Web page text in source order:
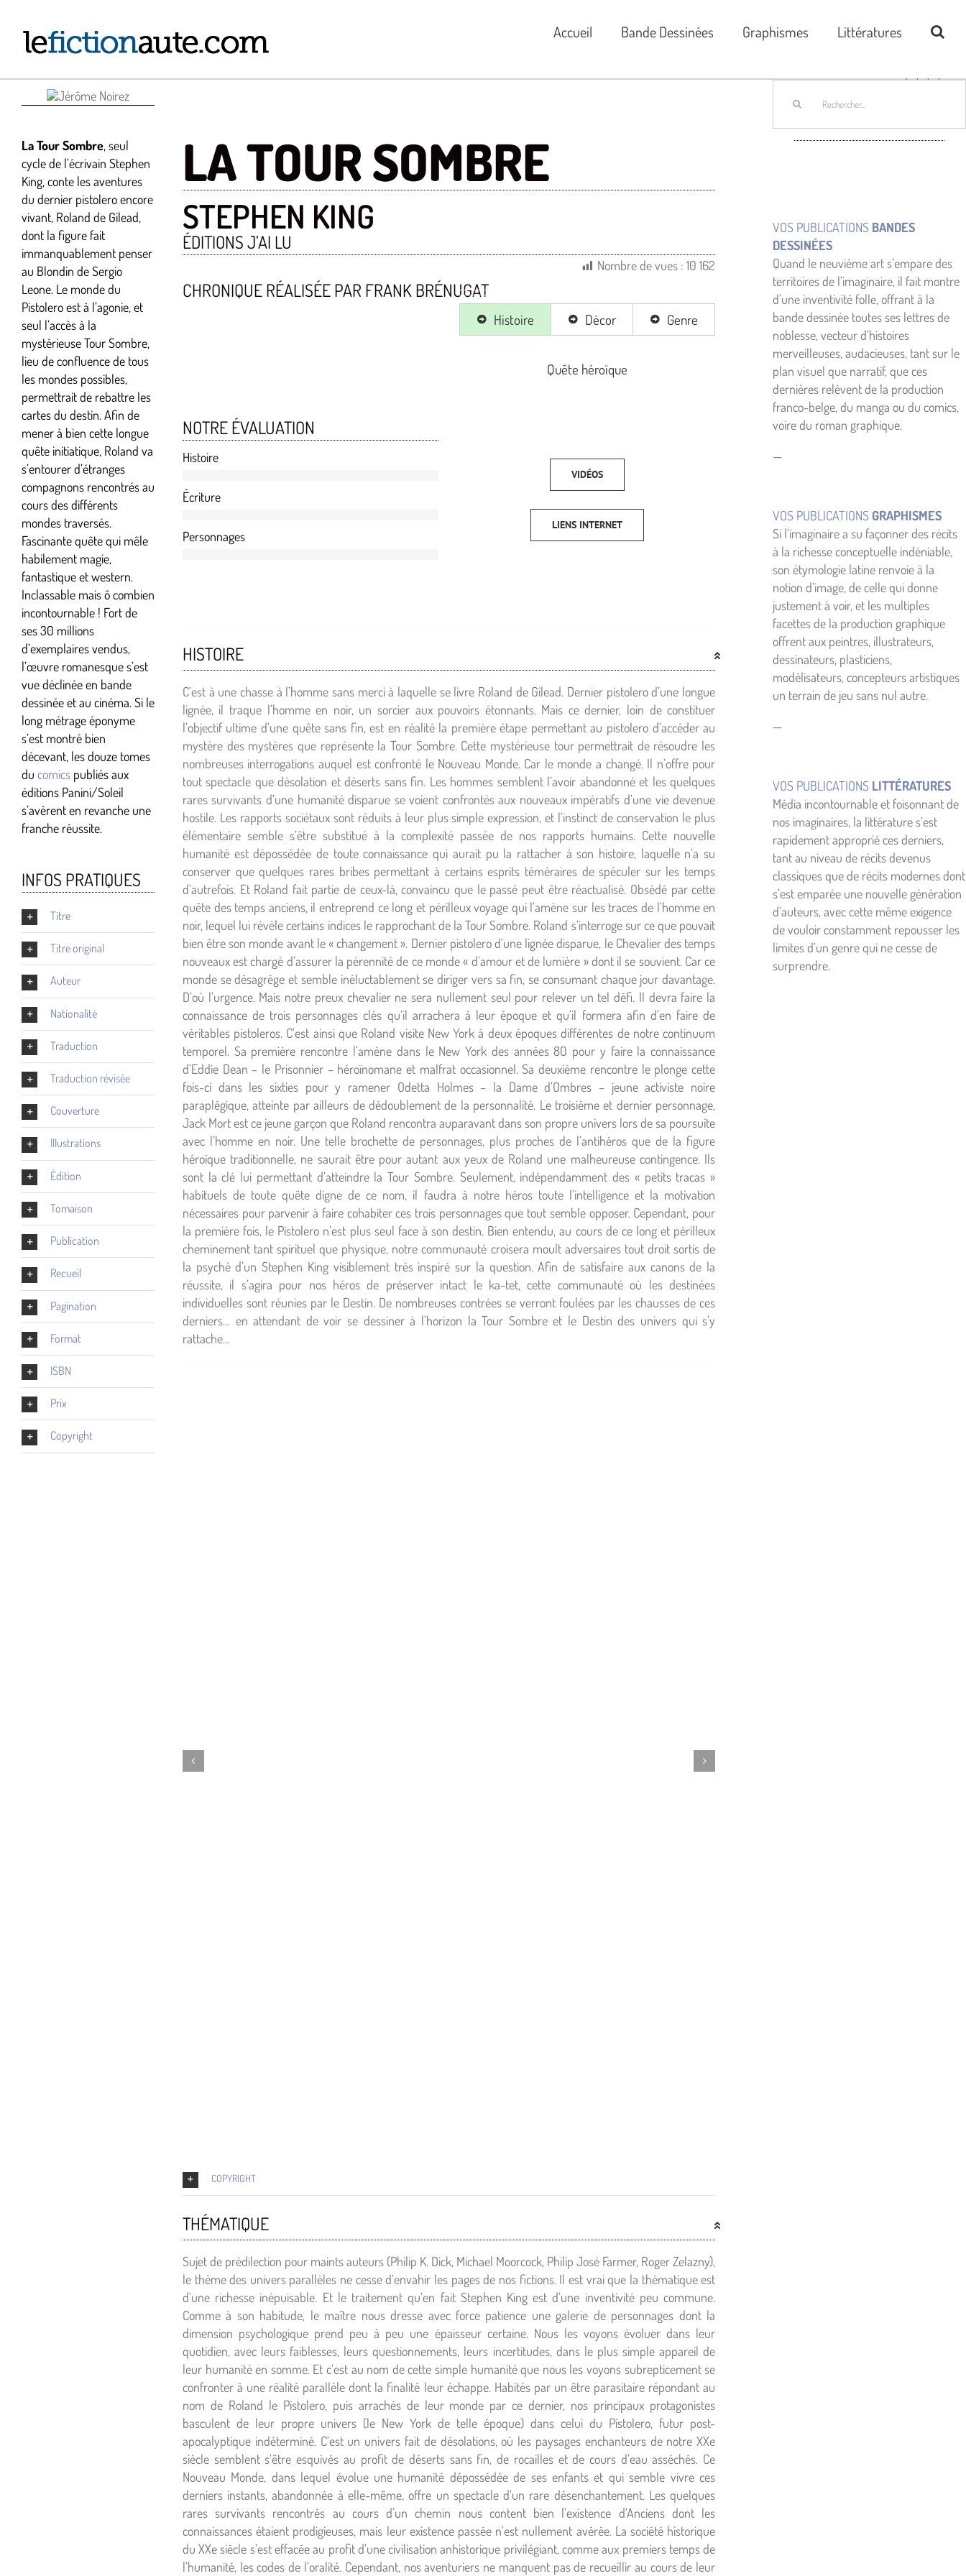
contenu
Accueil Bande Dessinées Graphismes Littératures
La Tour Sombre, seul
cycle de l’écrivain Stephen
King, conte les aventures
du dernier pistolero encore
vivant, Roland de Gilead,
dont la figure fait
immanquablement penser
au Blondin de Sergio
Leone. Le monde du
Pistolero est à l’agonie, et
seul l’accès à la
mystérieuse Tour Sombre,
lieu de confluence de tous
les mondes possibles,
permettrait de rebattre les
cartes du destin. Afin de
mener à bien cette longue
quête initiatique, Roland va
s’entourer d’étranges
compagnons rencontrés au
cours des différents
mondes traversés.
Fascinante quête qui mêle
habilement magie,
fantastique et western.
Inclassable mais ô combien
incontournable ! Fort de
ses 30 millions
d’exemplaires vendus,
l’œuvre romanesque s’est
vue déclinée en bande
dessinée et au cinéma. Si le
long métrage éponyme
s’est montré bien
décevant, les douze tomes
du comics publiés aux
éditions Panini/Soleil
s’avèrent en revanche une
franche réussite.
INFOS PRATIQUES
Titre
Titre original
Auteur
Nationalité
Traduction
Traduction révisée
Couverture
Illustrations
Édition
Tomaison
Publication
Recueil
Pagination
Format
ISBN
Prix
Copyright
LA TOUR SOMBRE
STEPHEN KING
ÉDITIONS J’AI LU
CHRONIQUE RÉALISÉE PAR FRANK BRÉNUGAT
Nombre de vues : 10 162
Histoire Décor Genre
Quête héroïque
NOTRE ÉVALUATION
Histoire
Écriture
Personnages
VIDÉOS
LIENS INTERNET
HISTOIRE
C’est à une chasse à l’homme sans merci à laquelle se livre Roland de Gilead. Dernier pistolero d’une longue
lignée, il traque l’homme en noir, un sorcier aux pouvoirs étonnants. Mais ce dernier, loin de constituer
l’objectif ultime d’une quête sans fin, est en réalité la première étape permettant au pistolero d’accéder au
mystère des mystères que représente la Tour Sombre. Cette mystérieuse tour permettrait de résoudre les
nombreuses interrogations auquel est confronté le Nouveau Monde. Car le monde a changé. Il n’offre pour
tout spectacle que désolation et déserts sans fin. Les hommes semblent l’avoir abandonné et les quelques
rares survivants d’une humanité disparue se voient confrontés aux nouveaux impératifs d’une vie devenue
hostile. Les rapports sociétaux sont réduits à leur plus simple expression, et l’instinct de conservation le plus
élémentaire semble s’être substitué à la complexité passée de nos rapports humains. Cette nouvelle
humanité est dépossédée de toute connaissance qui aurait pu la rattacher à son histoire, laquelle n’a su
conserver que quelques rares bribes permettant à certains esprits téméraires de spéculer sur les temps
d’autrefois. Et Roland fait partie de ceux-là, convaincu que le passé peut être réactualisé. Obsédé par cette
quête des temps anciens, il entreprend ce long et périlleux voyage qui l’amène sur les traces de l’homme en
noir, lequel lui révèle certains indices le rapprochant de la Tour Sombre. Roland s’interroge sur ce que pouvait
bien être son monde avant le « changement ». Dernier pistolero d’une lignée disparue, le Chevalier des temps
nouveaux est chargé d’assurer la pérennité de ce monde « d’amour et de lumière » dont il se souvient. Car ce
monde se désagrège et semble inéluctablement se diriger vers sa fin, se consumant chaque jour davantage.
D’où l’urgence. Mais notre preux chevalier ne sera nullement seul pour relever un tel défi. Il devra faire la
connaissance de trois personnages clés qu’il arrachera à leur époque et qu’il formera afin d’en faire de
véritables pistoleros. C’est ainsi que Roland visite New York à deux époques différentes de notre continuum
temporel. Sa première rencontre l’amène dans le New York des années 80 pour y faire la connaissance
d’Eddie Dean – le Prisonnier – héroïnomane et malfrat occasionnel. Sa deuxième rencontre le plonge cette
fois-ci dans les sixties pour y ramener Odetta Holmes – la Dame d’Ombres – jeune activiste noire
paraplégique, atteinte par ailleurs de dédoublement de la personnalité. Le troisième et dernier personnage,
Jack Mort est ce jeune garçon que Roland rencontra auparavant dans son propre univers lors de sa poursuite
avec l’homme en noir. Une telle brochette de personnages, plus proches de l’antihéros que de la figure
héroïque traditionnelle, ne saurait être pour autant aux yeux de Roland une malheureuse contingence. Ils
sont la clé lui permettant d’atteindre la Tour Sombre. Seulement, indépendamment des « petits tracas »
habituels de toute quête digne de ce nom, il faudra à notre héros toute l’intelligence et la motivation
nécessaires pour parvenir à faire cohabiter ces trois personnages que tout semble opposer. Cependant, pour
la première fois, le Pistolero n’est plus seul face à son destin. Bien entendu, au cours de ce long et périlleux
cheminement tant spirituel que physique, notre communauté croisera moult adversaires tout droit sortis de
la psychè d’un Stephen King visiblement très inspiré sur la question. Afin de satisfaire aux canons de la
réussite, il s’agira pour nos héros de préserver intact le ka-tet, cette communauté où les destinées
individuelles sont réunies par le Destin. De nombreuses contrées se verront foulées par les chausses de ces
derniers… en attendant de voir se dessiner à l’horizon la Tour Sombre et le Destin des univers qui s’y
rattache…
COPYRIGHT
THÉMATIQUE
Sujet de prédilection pour maints auteurs (Philip K. Dick, Michael Moorcock, Philip José Farmer, Roger Zelazny),
le thème des univers parallèles ne cesse d’envahir les pages de nos fictions. Il est vrai que la thématique est
d’une richesse inépuisable. Et le traitement qu’en fait Stephen King est d’une inventivité peu commune.
Comme à son habitude, le maître nous dresse avec force patience une galerie de personnages dont la
dimension psychologique prend peu à peu une épaisseur certaine. Nous les voyons évoluer dans leur
quotidien, avec leurs faiblesses, leurs questionnements, leurs incertitudes, dans le plus simple appareil de
leur humanité en somme. Et c’est au nom de cette simple humanité que nous les voyons subrepticement se
confronter à une réalité parallèle dont la finalité leur échappe. Habités par un être parasitaire répondant au
nom de Roland le Pistolero, puis arrachés de leur monde par ce dernier, nos principaux protagonistes
basculent de leur propre univers (le New York de telle époque) dans celui du Pistolero, futur post-
apocalyptique indéterminé. C’est un univers fait de désolations, où les paysages enchanteurs de notre XXe
siècle semblent s’être esquivés au profit de déserts sans fin, de rocailles et de cours d’eau asséchés. Ce
Nouveau Monde, dans lequel évolue une humanité dépossédée de ses enfants et qui semble vivre ces
derniers instants, abandonnée à elle-même, offre un spectacle d’un rare désenchantement. Les quelques
rares survivants rencontrés au cours d’un chemin nous content bien l’existence d’Anciens dont les
connaissances étaient prodigieuses, mais leur existence passée n’est nullement avérée. La société historique
du XXe siècle s’est effacée au profit d’une civilisation anhistorique privilégiant, comme aux premiers temps de
l’humanité, les codes de l’oralité. Cependant, nos aventuriers ne manquent pas de recueillir au cours de leur
VOS PUBLICATIONS BANDES
DESSINÉES
Quand le neuvième art s’empare des
territoires de l’imaginaire, il fait montre
d’une inventivité folle, offrant à la
bande dessinée toutes ses lettres de
noblesse, vecteur d’histoires
merveilleuses, audacieuses, tant sur le
plan visuel que narratif, que ces
dernières relèvent de la production
franco-belge, du manga ou du comics,
voire du roman graphique.
—
VOS PUBLICATIONS GRAPHISMES
Si l’imaginaire a su façonner des récits
à la richesse conceptuelle indéniable,
son étymologie latine renvoie à la
notion d’image, de celle qui donne
justement à voir, et les multiples
facettes de la production graphique
offrent aux peintres, illustrateurs,
dessinateurs, plasticiens,
modélisateurs, concepteurs artistiques
un terrain de jeu sans nul autre.
—
VOS PUBLICATIONS LITTÉRATURES
Média incontournable et foisonnant de
nos imaginaires, la littérature s’est
rapidement approprié ces derniers,
tant au niveau de récits devenus
classiques que de récits modernes dont
s’est emparée une nouvelle génération
d’auteurs, avec cette même exigence
de vouloir constamment repousser les
limites d’un genre qui ne cesse de
surprendre.